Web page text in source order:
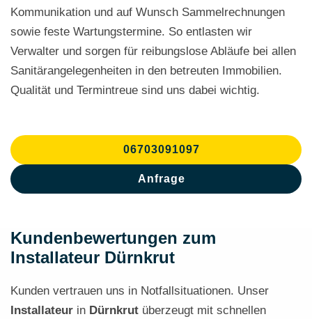
Kommunikation und auf Wunsch Sammelrechnungen
sowie feste Wartungstermine. So entlasten wir
Verwalter und sorgen für reibungslose Abläufe bei allen
Sanitärangelegenheiten in den betreuten Immobilien.
Qualität und Termintreue sind uns dabei wichtig.
06703091097
Anfrage
Kundenbewertungen zum
Installateur Dürnkrut
Kunden vertrauen uns in Notfallsituationen. Unser
Installateur in Dürnkrut überzeugt mit schnellen